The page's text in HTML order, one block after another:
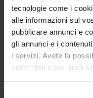
tecnologie come i
alle informazioni sul
pubblicare annunci e
gli annunci e i
i servizi. Avete la
vostri dati e per quali
privacy sono
Courses
Notices
Governing bodies
Rete formativa